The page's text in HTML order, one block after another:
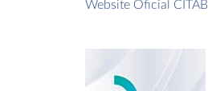
Website Oficial CITAB